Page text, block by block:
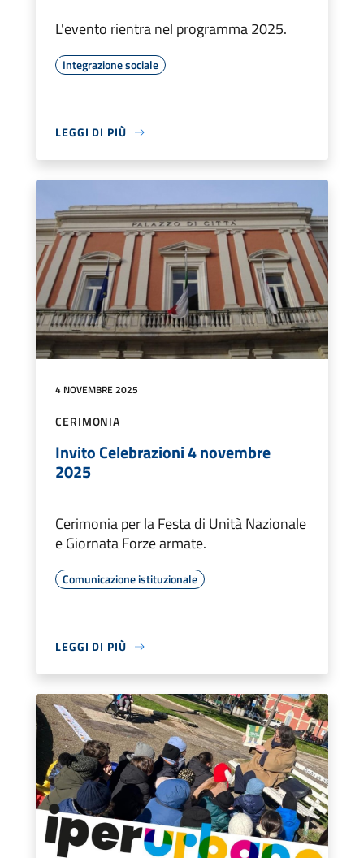
L'evento rientra nel programma 2025.
Integrazione sociale
LEGGI DI PIÙ
4 NOVEMBRE 2025
CERIMONIA
Invito Celebrazioni 4 novembre
2025
Cerimonia per la Festa di Unità Nazionale
e Giornata Forze armate.
Comunicazione istituzionale
LEGGI DI PIÙ